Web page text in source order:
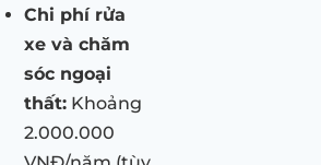
Chi phí rửa
xe và chăm
sóc ngoại
thất: Khoảng
2.000.000